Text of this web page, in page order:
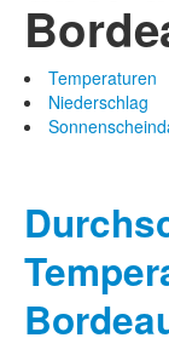
Temperaturen
Niederschlag